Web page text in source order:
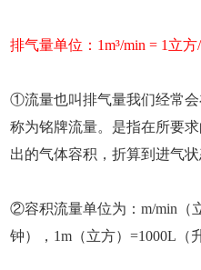
排气量单位：1m³/min = 1立
①流量也叫排气量我们经常
称为铭牌流量。是指在所要
出的气体容积，折算到进气状
②容积流量单位为：m/min（
钟），1m（立方）=1000L（